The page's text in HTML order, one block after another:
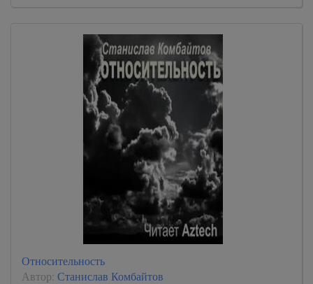
Относительность
Автор: Станислав Комбайтов